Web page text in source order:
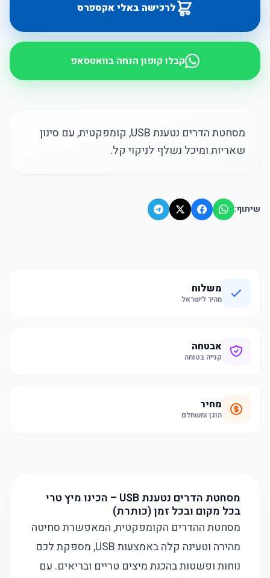
לרכישה באלי אקספרס
קבלו קופון הנחה בוואטסאפ
מסחטת הדרים נטענת USB, קומפקטית, עם סינון
שאריות ומיכל נשלף לניקוי קל.
שיתוף:
משלוח
מהיר לישראל
אבטחה
קנייה בטוחה
מחיר
הוגן ומשתלם
מסחטת הדרים נטענת USB – הכינו מיץ טרי
בכל מקום ובכל זמן (כותרת)
מסחטת ההדרים הקומפקטית, המאפשרת סחיטה
מהירה וטעינה קלה באמצעות USB, מספקת לכם
נוחות ופשטות בהכנת מיצים טריים ובריאים. עם